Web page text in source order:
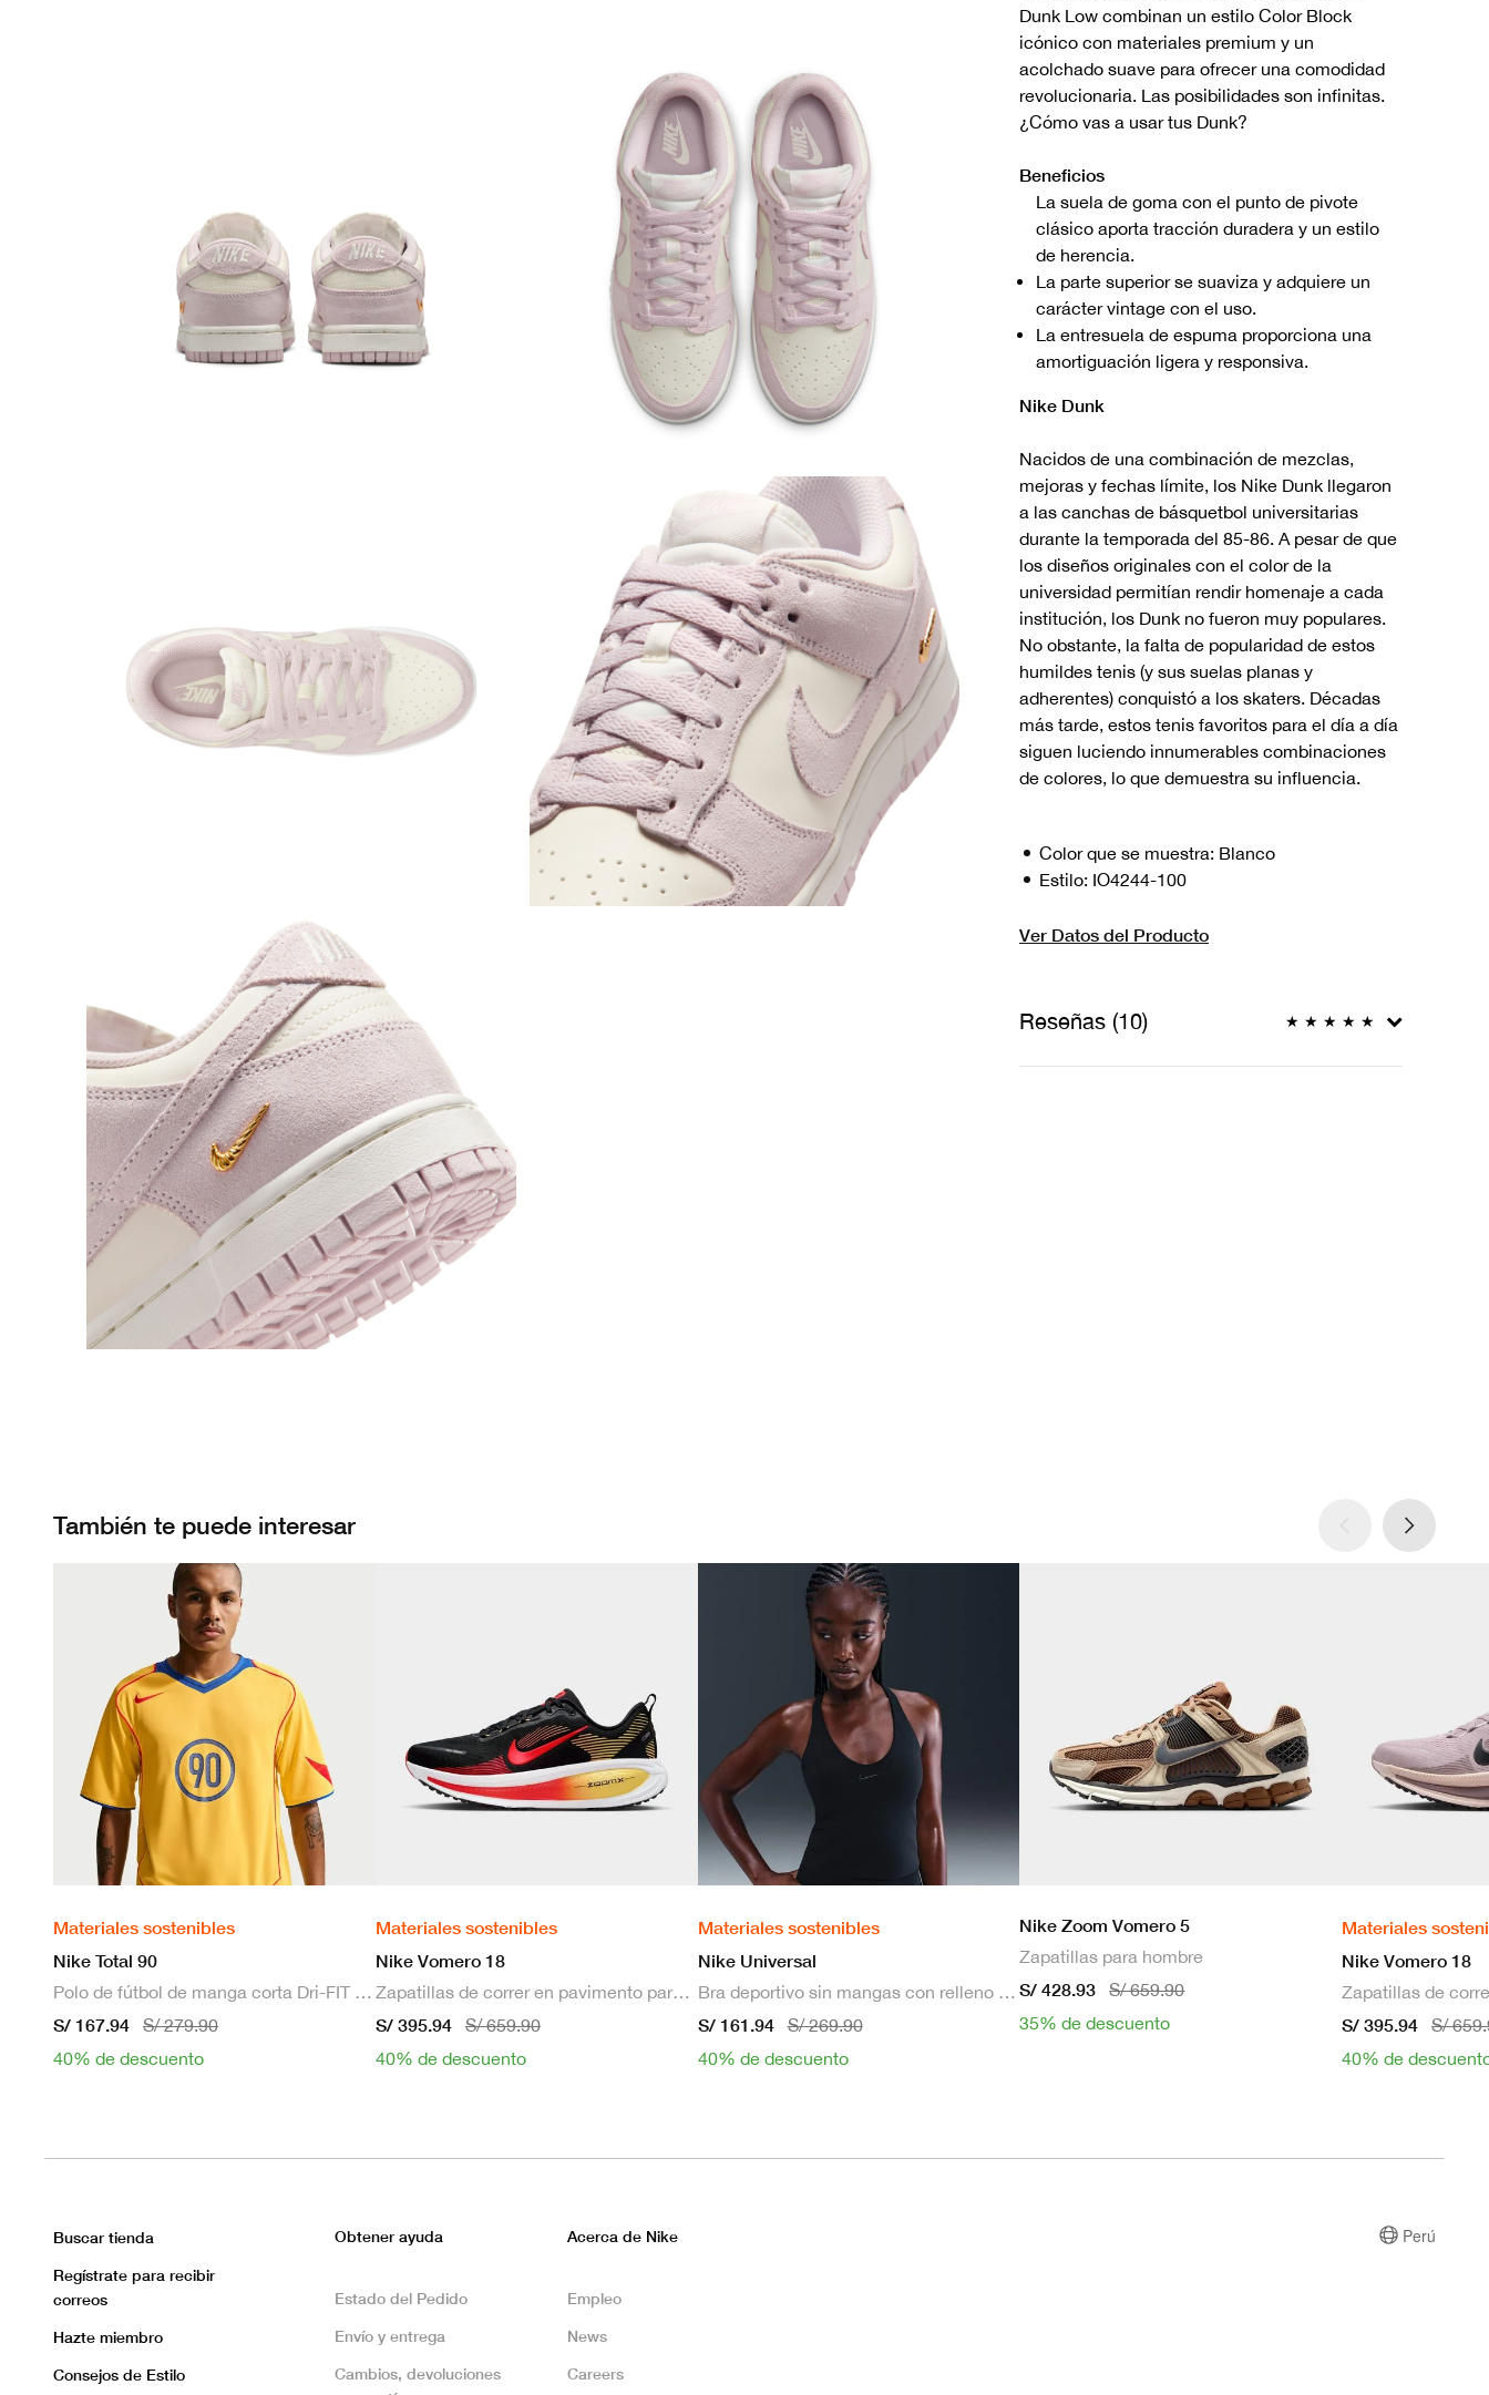
Dunk Low combinan un estilo Color Block
icónico con materiales premium y un
acolchado suave para ofrecer una comodidad
revolucionaria. Las posibilidades son infinitas.
¿Cómo vas a usar tus Dunk?
Beneficios
La suela de goma con el punto de pivote
clásico aporta tracción duradera y un estilo
de herencia.
La parte superior se suaviza y adquiere un
carácter vintage con el uso.
La entresuela de espuma proporciona una
amortiguación ligera y responsiva.
Nike Dunk
Nacidos de una combinación de mezclas,
mejoras y fechas límite, los Nike Dunk llegaron
a las canchas de básquetbol universitarias
durante la temporada del 85-86. A pesar de que
los diseños originales con el color de la
universidad permitían rendir homenaje a cada
institución, los Dunk no fueron muy populares.
No obstante, la falta de popularidad de estos
humildes tenis (y sus suelas planas y
adherentes) conquistó a los skaters. Décadas
más tarde, estos tenis favoritos para el día a día
siguen luciendo innumerables combinaciones
de colores, lo que demuestra su influencia.
Color que se muestra: Blanco
Estilo: IO4244-100
Ver Datos del Producto
Reseñas (10) ★ ★ ★ ★ ★
También te puede interesar
Materiales sostenibles
Nike Total 90
Polo de fútbol de manga corta Dri-FIT para hombre
S/ 167.94
S/ 279.90
40% de descuento
Materiales sostenibles
Nike Vomero 18
Zapatillas de correr en pavimento para hombre
S/ 395.94
S/ 659.90
40% de descuento
Materiales sostenibles
Nike Universal
Bra deportivo sin mangas con relleno de sujeción media para mujer
S/ 161.94
S/ 269.90
40% de descuento
Nike Zoom Vomero 5
Zapatillas para hombre
S/ 428.93
S/ 659.90
35% de descuento
Materiales
Nike Vomero 18
S/ 395.94
S/
40% de
Buscar tienda
Regístrate para recibir
correos
Hazte miembro
Consejos de Estilo
Obtener ayuda
Estado del Pedido
Envío y entrega
Cambios, devoluciones
Acerca de Nike
Empleo
News
Careers
Perú